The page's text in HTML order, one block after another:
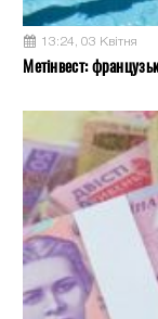
13:24, 03 Квітня
Метінвест: